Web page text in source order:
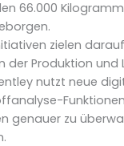
66.000
zielen
der Produktion und
nutzt neue
genauer zu